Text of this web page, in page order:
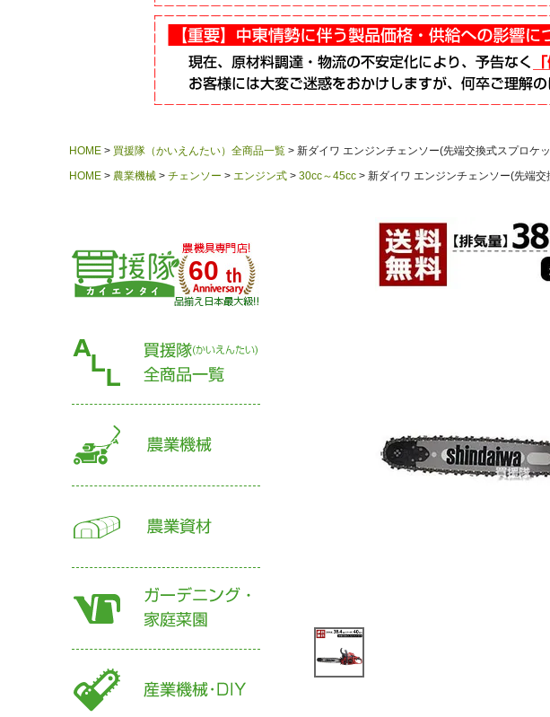
HOME 買援隊（かいえんたい）全商品一覧
新ダイワ エンジンチェンソー(先端交換式スプロケ
HOME
農業機械 チェンソー エンジン式 30cc～45cc 新ダイワ エンジンチェンソー(先端
60